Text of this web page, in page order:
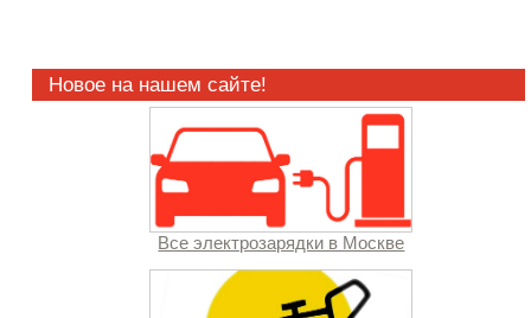
Новое на нашем сайте!
Все электрозарядки в Москве